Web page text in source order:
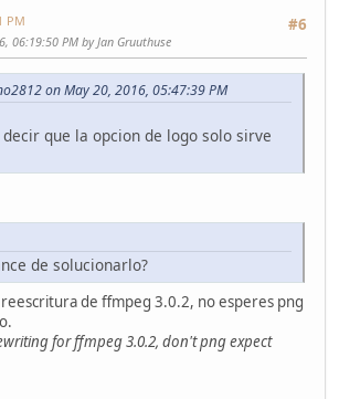
#6
PM
06:19:50 PM by Jan Gruuthuse
on May 20, 2016, 05:47:39 PM
decir que la opcion de logo solo sirve
de solucionarlo?
de ffmpeg 3.0.2, no esperes png
for ffmpeg 3.0.2, don't png expect